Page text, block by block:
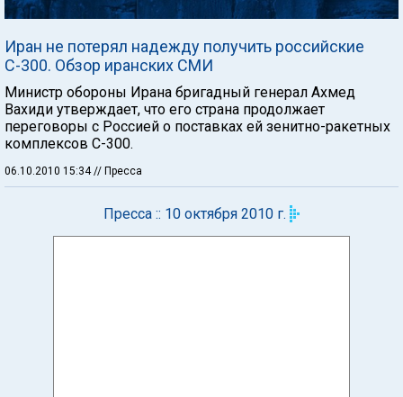
Иран не потерял надежду получить российские
С-300. Обзор иранских СМИ
Министр обороны Ирана бригадный генерал Ахмед
Вахиди утверждает, что его страна продолжает
переговоры с Россией о поставках ей зенитно-ракетных
комплексов С-300.
06.10.2010 15:34// Пресса
Пресса :: 10 октября 2010 г.